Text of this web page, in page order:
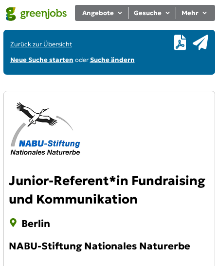
Angebote Gesuche Mehr
Zurück zur Übersicht
Neue Suche starten oderSuche ändern
Junior-Referent*in Fundraising
und Kommunikation
Berlin
NABU-Stiftung Nationales Naturerbe